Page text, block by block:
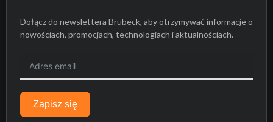
Dołącz do newslettera Brubeck, aby otrzymywać informacje o
nowościach, promocjach, technologiach i aktualnościach.
Zapisz się